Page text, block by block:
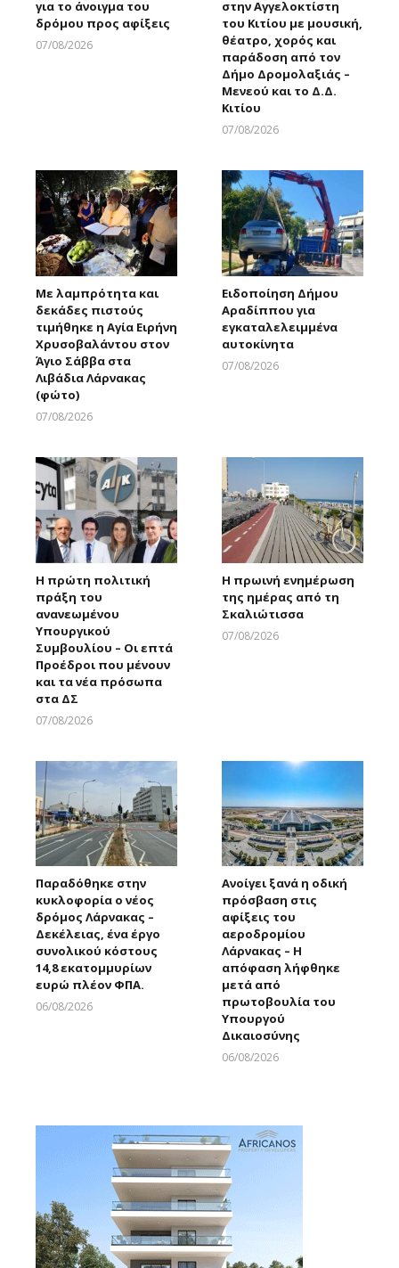
για το άνοιγμα του
δρόμου προς αφίξεις
07/08/2026
στην Αγγελοκτίστη
του Κιτίου με μουσική,
θέατρο, χορός και
παράδοση από τον
Δήμο Δρομολαξιάς –
Μενεού και το Δ.Δ.
Κιτίου
07/08/2026
Με λαμπρότητα και
δεκάδες πιστούς
τιμήθηκε η Αγία Ειρήνη
Χρυσοβαλάντου στον
Άγιο Σάββα στα
Λιβάδια Λάρνακας
(φώτο)
07/08/2026
Ειδοποίηση Δήμου
Αραδίππου για
εγκαταλελειμμένα
αυτοκίνητα
07/08/2026
Η πρώτη πολιτική
πράξη του
ανανεωμένου
Υπουργικού
Συμβουλίου – Οι επτά
Προέδροι που μένουν
και τα νέα πρόσωπα
στα ΔΣ
07/08/2026
Η πρωινή ενημέρωση
της ημέρας από τη
Σκαλιώτισσα
07/08/2026
Παραδόθηκε στην
κυκλοφορία ο νέος
δρόμος Λάρνακας –
Δεκέλειας, ένα έργο
συνολικού κόστους
14,8 εκατομμυρίων
ευρώ πλέον ΦΠΑ.
06/08/2026
Ανοίγει ξανά η οδική
πρόσβαση στις
αφίξεις του
αεροδρομίου
Λάρνακας – Η
απόφαση λήφθηκε
μετά από
πρωτοβουλία του
Υπουργού
Δικαιοσύνης
06/08/2026